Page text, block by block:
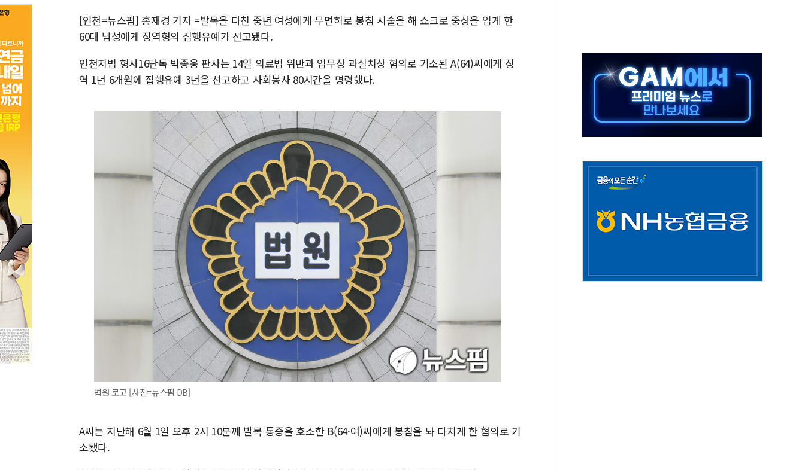
해군과 함께하는 '불금전파, 송정' 시즌2
[코인 시황] 비트코인, ETF 자금 유입에도 박스권…美 암호화폐 법안 처리 여부도 변수
[인천=뉴스핌] 홍재경 기자 =발목을 다친 중년 여성에게 무면허로 봉침 시술을 해 쇼크로 중상을 입게 한
60대 남성에게 징역형의 집행유예가 선고됐다.
인천지법 형사16단독 박종웅 판사는 14일 의료법 위반과 업무상 과실치상 혐의로 기소된 A(64)씨에게 징
역 1년 6개월에 집행유예 3년을 선고하고 사회봉사 80시간을 명령했다.
법원 로고 [사진=뉴스핌 DB]
A씨는 지난해 6월 1일 오후 2시 10분께 발목 통증을 호소한 B(64·여)씨에게 봉침을 놔 다치게 한 혐의로 기
소됐다.